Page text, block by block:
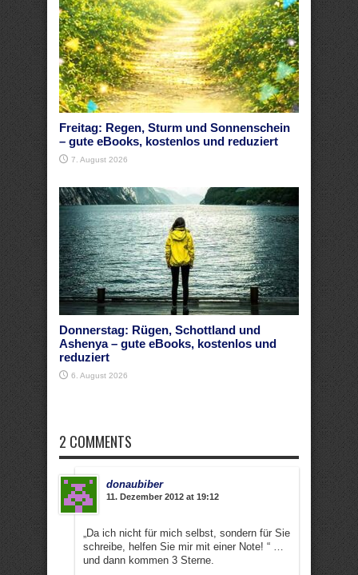
Freitag: Regen, Sturm und Sonnenschein
– gute eBooks, kostenlos und reduziert
7. August 2026
Donnerstag: Rügen, Schottland und
Ashenya – gute eBooks, kostenlos und
reduziert
6. August 2026
2 COMMENTS
donaubiber
11. Dezember 2012 at 19:12
„Da ich nicht für mich selbst, sondern für Sie
schreibe, helfen Sie mir mit einer Note! “ …
und dann kommen 3 Sterne.